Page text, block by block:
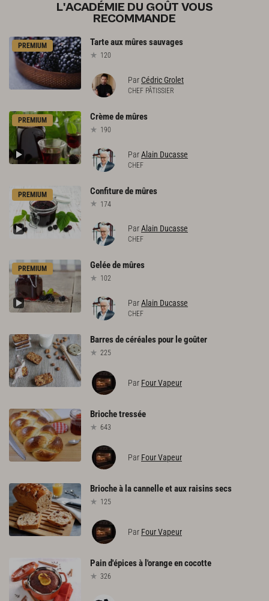
L'ACADÉMIE DU GOÛT VOUS
RECOMMANDE
PREMIUM Tarteauxmûressauvages
120
Par Cédric Grolet
CHEF PÂTISSIER
PREMIUM Crèmedemûres
190
ParAlain Ducasse
CHEF
PREMIUM Confituredemûres
174
ParAlain Ducasse
CHEF
PREMIUM Geléedemûres
102
ParAlain Ducasse
CHEF
Barresdecéréalespour legoûter
225
Par Four Vapeur
Briochetressée
643
Par Four Vapeur
Briocheà lacannelleetauxraisinssecs
125
Par Four Vapeur
Paind'épicesà l'orangeencocotte
326